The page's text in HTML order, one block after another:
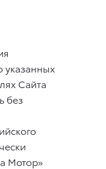
указанных
Сайта
без
Мотор»